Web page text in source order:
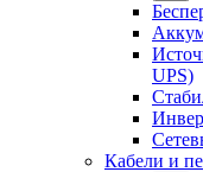
UPS)
Кабели и